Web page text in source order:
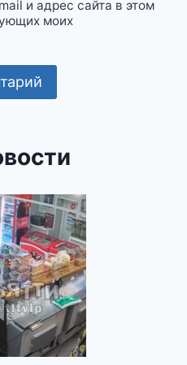
и адрес сайта в этом
моих